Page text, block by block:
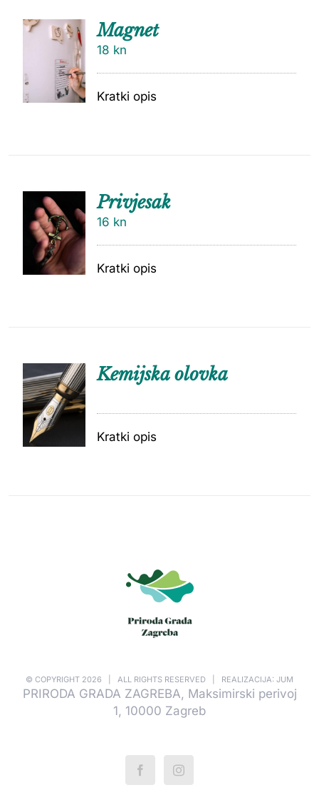
DODAJ
Magnet
18 kn
Kratki opis
DODAJ
U
KOŠARI
CU
Privjesak
16 kn
Kratki opis
Kemijska olovka
Kratki opis
© COPYRIGHT 2026 | ALL RIGHTS RESERVED | REALIZACIJA: JUM
PRIRODA GRADA ZAGREBA, Maksimirski perivoj
1, 10000 Zagreb